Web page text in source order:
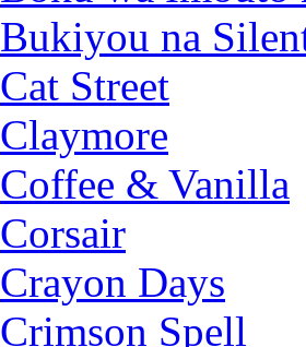
Bukiyou na
Cat Street
Claymore
Coffee & Vanilla
Corsair
Crayon Days
Crimson Spell